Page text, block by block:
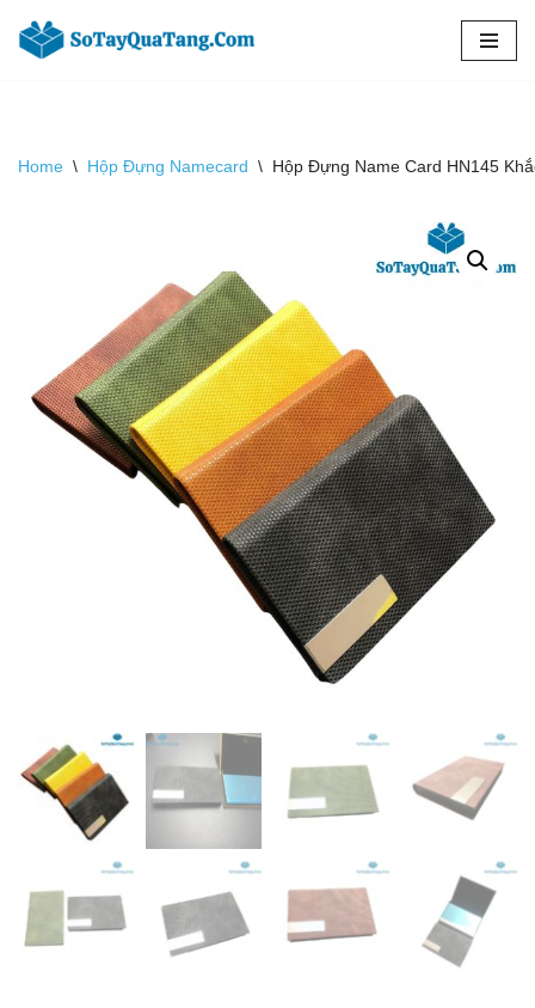
Chuyển
Home \ Hộp Đựng Namecard \ Hộp Đựng Name Card HN145